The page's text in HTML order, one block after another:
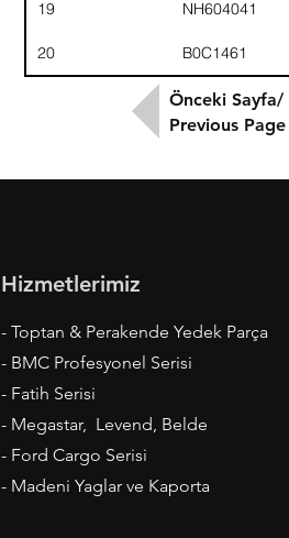
19 NH604041
20 B0C1461
Önceki Sayfa/
Previous Page
Hizmetlerimiz
- Toptan & Perakende Yedek Parça
- BMC Profesyonel Serisi
- Fatih Serisi
- Megastar, Levend, Belde
- Ford Cargo Serisi
- Madeni Yaglar ve Kaporta